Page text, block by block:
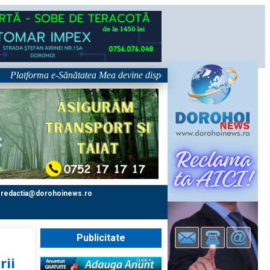
e-Sănătatea Mea devine disponibilă pe 1 septembrie:
redactia@dorohoinews.ro
Publicitate